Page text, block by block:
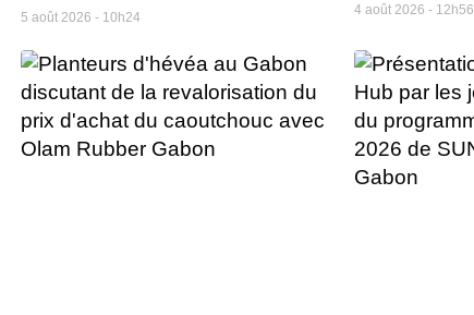
5 août 2026 10h24 4 août 2026 12h56